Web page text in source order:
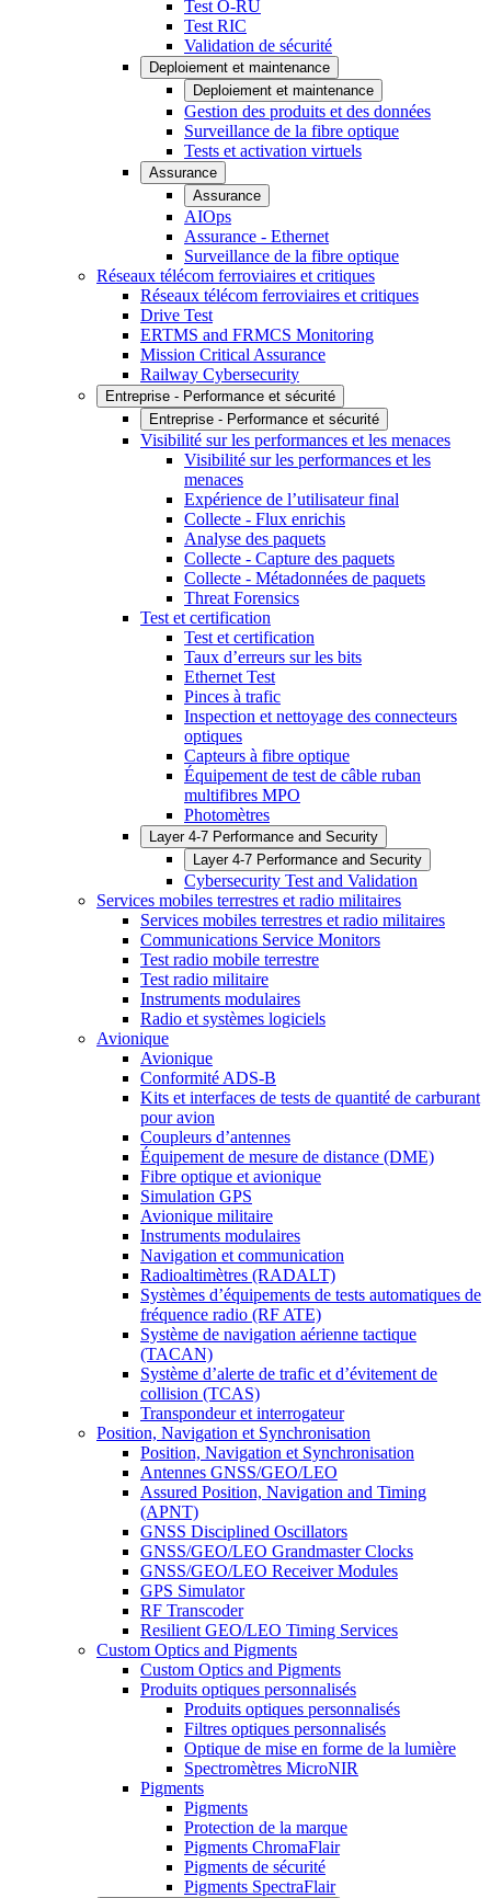
Test O-RU
Test RIC
Validation de sécurité
Deploiement et maintenance
Deploiement et maintenance
Gestion des produits et des données
Surveillance de la fibre optique
Tests et activation virtuels
Assurance
Assurance
AIOps
Assurance - Ethernet
Surveillance de la fibre optique
Réseaux télécom ferroviaires et critiques
Réseaux télécom ferroviaires et critiques
Drive Test
ERTMS and FRMCS Monitoring
Mission Critical Assurance
Railway Cybersecurity
Entreprise - Performance et sécurité
Entreprise - Performance et sécurité
Visibilité sur les performances et les menaces
Visibilité sur les performances et les
menaces
Expérience de l’utilisateur final
Collecte - Flux enrichis
Analyse des paquets
Collecte - Capture des paquets
Collecte - Métadonnées de paquets
Threat Forensics
Test et certification
Test et certification
Taux d’erreurs sur les bits
Ethernet Test
Pinces à trafic
Inspection et nettoyage des connecteurs
optiques
Capteurs à fibre optique
Équipement de test de câble ruban
multifibres MPO
Photomètres
Layer 4-7 Performance and Security
Layer 4-7 Performance and Security
Cybersecurity Test and Validation
Services mobiles terrestres et radio militaires
Services mobiles terrestres et radio militaires
Communications Service Monitors
Test radio mobile terrestre
Test radio militaire
Instruments modulaires
Radio et systèmes logiciels
Avionique
Avionique
Conformité ADS-B
Kits et interfaces de tests de quantité de carburant
pour avion
Coupleurs d’antennes
Équipement de mesure de distance (DME)
Fibre optique et avionique
Simulation GPS
Avionique militaire
Instruments modulaires
Navigation et communication
Radioaltimètres (RADALT)
Systèmes d’équipements de tests automatiques de
fréquence radio (RF ATE)
Système de navigation aérienne tactique
(TACAN)
Système d’alerte de trafic et d’évitement de
collision (TCAS)
Transpondeur et interrogateur
Position, Navigation et Synchronisation
Position, Navigation et Synchronisation
Antennes GNSS/GEO/LEO
Assured Position, Navigation and Timing
(APNT)
GNSS Disciplined Oscillators
GNSS/GEO/LEO Grandmaster Clocks
GNSS/GEO/LEO Receiver Modules
GPS Simulator
RF Transcoder
Resilient GEO/LEO Timing Services
Custom Optics and Pigments
Custom Optics and Pigments
Produits optiques personnalisés
Produits optiques personnalisés
Filtres optiques personnalisés
Optique de mise en forme de la lumière
Spectromètres MicroNIR
Pigments
Pigments
Protection de la marque
Pigments ChromaFlair
Pigments de sécurité
Pigments SpectraFlair